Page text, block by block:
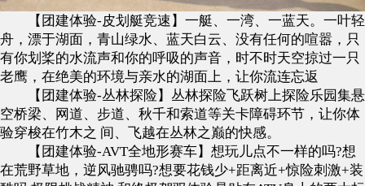
【团建体验-皮划艇竞速】一艇、一湾、一蓝天。一叶轻
舟，漂于湖面，青山绿水、蓝天白云、没有任何的喧嚣，只
有你划桨的水流声和你的呼吸的声音，时不时天空掠过一只
老鹰，在绝美的环境与亲水的湖面上，让你流连忘返
【团建体验-丛林探险】丛林探险飞跃树上探险乐园集悬
空桥梁、网道、步道、秋千和索道等关卡障碍环节，让你体
验穿梭在竹木之 间、飞越在丛林之巅的快感。
【团建体验-AVT全地形赛车】想玩儿点不一样的吗?想
在荒野草地，逆风驰骋吗?想要花钱少+距离近+惊险刺激+装